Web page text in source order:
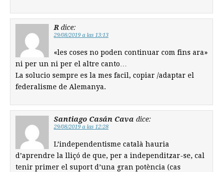
R dice:
29/08/2019 a las 13:13
«les coses no poden continuar com fins ara»
ni per un ni per el altre canto…
La solucio sempre es la mes facil, copiar /adaptar el
federalisme de Alemanya.
Santiago Casán Cava dice:
29/08/2019 a las 12:28
L’independentisme català hauria
d’aprendre la lliçó de que, per a independitzar-se, cal
tenir primer el suport d’una gran potència (cas